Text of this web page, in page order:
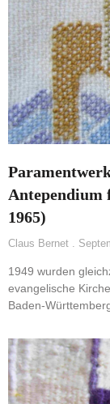
Antependium
1965)
Claus Bernet
1949 wurden
evangelische
Baden-